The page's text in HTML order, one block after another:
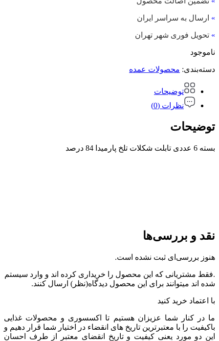
» ارسال به سراسر ایران
» تحویل فوری شهر تهران
ناموجود
دسته‌بندی: محصولات عمده
توضیحات
نظرات (0)
توضیحات
بسته 6 عددی تابلت شکلات تلخ پارمیدا 84 درصد
نقد و بررسی‌ها
هنوز بررسی‌ای ثبت نشده است.
.فقط مشتریانی که این محصول را خریداری کرده اند و وارد سیستم
شده اند میتوانند برای این محصول دیدگاه(نظر) ارسال کنند.
با اعتماد خرید کنید
ما در کنار شما عزیزان هستیم تا اکسسوری و محصولات غذایی
باکیفیت را با معتبرترین تاریخ های انقضاء در اختیار شما قرار دهیم و
این دو مورد یعنی کیفیت و تاریخ انقضای معتبر از طرف احسان